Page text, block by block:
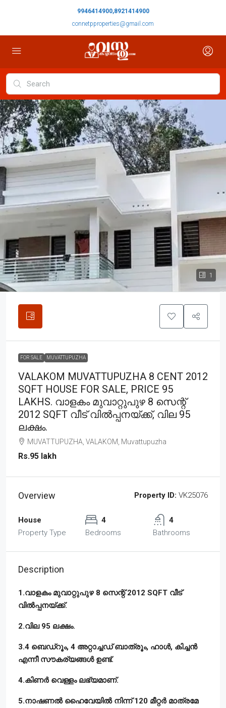
9946414900,8921414900
connetpproperties@gmail.com
1
FOR SALE MUVATTUPUZHA
VALAKOM MUVATTUPUZHA 8 CENT 2012
SQFT HOUSE FOR SALE, PRICE 95
LAKHS. വാളകം മുവാറ്റുപുഴ 8 സെന്റ്
2012 SQFT വീട് വിൽപ്പനയ്ക്ക്, വില 95
ലക്ഷം.
MUVATTUPUZHA, VALAKOM, Muvattupuzha
Rs.95 lakh
Overview Property ID: VK25076
House
Property Type
4
Bedrooms
4
Bathrooms
Description
1.വാളകം മുവാറ്റുപുഴ 8 സെന്റ് 2012 SQFT വീട്
വിൽപ്പനയ്ക്ക്.
2.വില 95 ലക്ഷം.
3.4 ബെഡ്‌റൂം, 4 അറ്റാച്ചഡ് ബാത്രൂം, ഹാൾ, കിച്ചൻ
എന്നീ സൗകര്യങ്ങൾ ഉണ്ട്‌.
4.കിണർ വെള്ളം ലഭ്യമാണ്.
5.നാഷണൽ ഹൈവേയിൽ നിന്ന് 120 മീറ്റർ മാത്രമേ